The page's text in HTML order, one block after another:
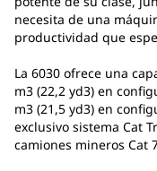
necesita de una
productividad que
La 6030 ofrece una
m3 (22,2 yd3) en
m3 (21,5 yd3) en
exclusivo sistema Cat
camiones mineros Cat